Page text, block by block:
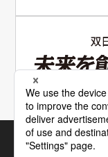
電子公告サイト